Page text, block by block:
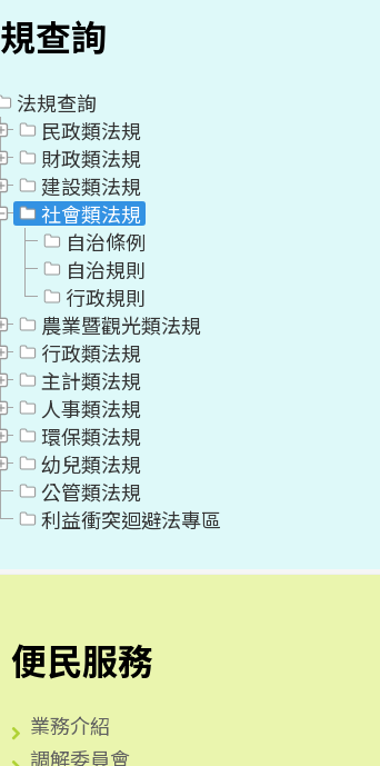
法規查詢
法規查詢
民政類法規
財政類法規
建設類法規
社會類法規
自治條例
自治規則
行政規則
農業暨觀光類法規
行政類法規
主計類法規
人事類法規
環保類法規
幼兒類法規
公管類法規
利益衝突迴避法專區
便民服務
業務介紹
調解委員會